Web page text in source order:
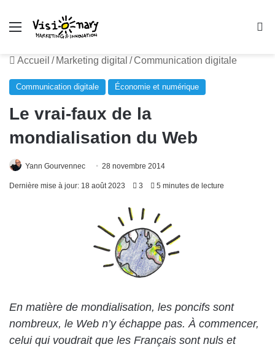
Menu
Accueil / Marketing digital /Communication digitale
Communication digitale Économie et numérique
Le vrai-faux de la
mondialisation du Web
Yann Gourvennec 28 novembre 2014
Dernière mise à jour: 18 août 2023 3 5 minutes de lecture
En matière de mondialisation, les poncifs sont
nombreux, le Web n’y échappe pas. À commencer,
celui qui voudrait que les Français sont nuls et